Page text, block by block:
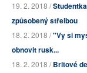
19. 2. 2018 /
způsobený střelbou
18. 2. 2018 /"Vy si
obnovit rusk...
18. 2. 2018 /Britové